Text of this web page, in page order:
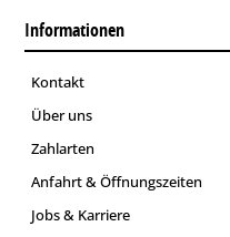
Informationen
Kontakt
Über uns
Zahlarten
Anfahrt & Öffnungszeiten
Jobs & Karriere